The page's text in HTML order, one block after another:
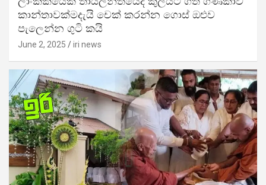
කාන්තාවක්මදැයි චෙක් කරන්න ගොස් ඔළුව
පැලෙන්න ගුටි කයි
June 2, 2025 iri news